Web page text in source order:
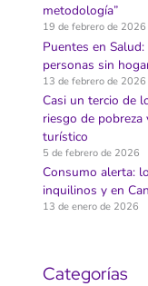
metodología”
19 de febrero de 2026
Puentes en
personas sin
13 de febrero de 2026
Casi un tercio de
riesgo de
turístico
5 de febrero de 2026
Consumo alerta:
inquilinos y en
13 de enero de 2026
Categorías